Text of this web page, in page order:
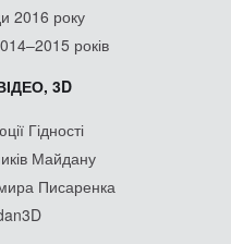
2016 року
років
3D
Гідності
Майдану
Писаренка